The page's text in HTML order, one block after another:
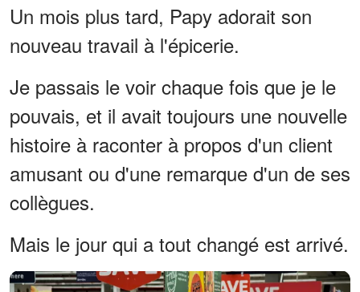
Un mois plus tard, Papy adorait son
nouveau travail à l'épicerie.
Je passais le voir chaque fois que je le
pouvais, et il avait toujours une nouvelle
histoire à raconter à propos d'un client
amusant ou d'une remarque d'un de ses
collègues.
Mais le jour qui a tout changé est arrivé.